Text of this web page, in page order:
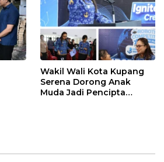
Wakil Wali Kota Kupang
Serena Dorong Anak
Muda Jadi Pencipta